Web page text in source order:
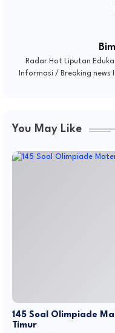
Radar Hot Liputan
Informasi / Breaking
You May Like
145 Soal Olimpiade
Timur